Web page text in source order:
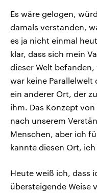
Es wäre gelogen,
damals verstanden,
es ja nicht einmal
klar, dass sich mein
dieser Welt
war keine Parallelwelt
ein anderer Ort, der
ihm. Das Konzept
nach unserem
Menschen, aber ich
kannte diesen Ort,
Heute weiß ich, dass
übersteigende Weise